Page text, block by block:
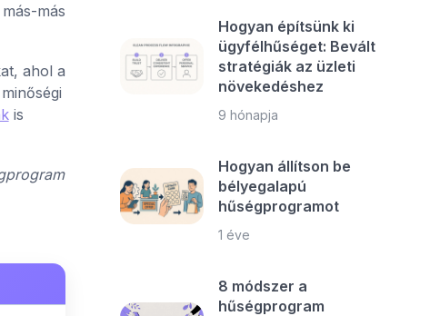
más
ahol a
is
Hogyan építsünk ki
ügyfélhűséget: Bevált
stratégiák az üzleti
növekedéshez
9 hónapja
Hogyan állítson be
bélyegalapú
hűségprogramot
1 éve
8 módszer a
hűségprogram